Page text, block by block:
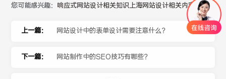
您可能感兴趣： 响应式网站设计相关知识上海网站设计相关内容
上一篇： 网站设计中的表单设计需要注意什么？
下一篇： 网站制作中的SEO技巧有哪些？